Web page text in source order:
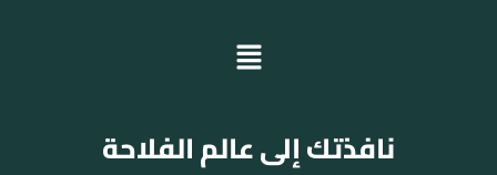
نافذتك إلى عالم الفلاحة